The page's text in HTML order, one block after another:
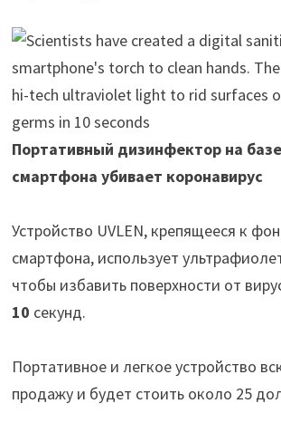
Портативный дизинфектор на
смартфона убивает коронавирус
Устройство UVLEN, крепящееся к
смартфона, использует
чтобы избавить поверхности от
10 секунд.
Портативное и легкое устройство
продажу и будет стоить около 25